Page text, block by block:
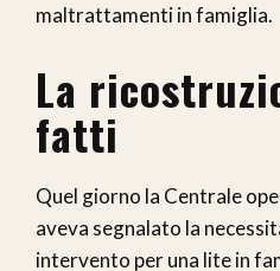
maltrattamenti in famiglia.
La
fatti
Quel giorno la Centrale
aveva segnalato la
intervento per una lite in